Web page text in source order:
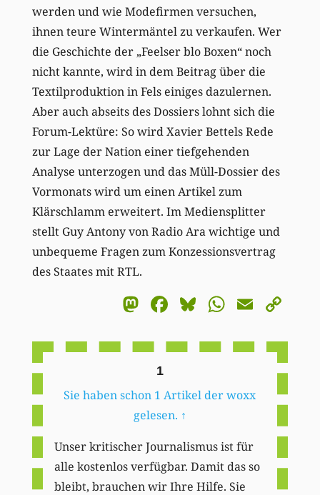
werden und wie Modefirmen versuchen,
ihnen teure Wintermäntel zu verkaufen. Wer
die Geschichte der „Feelser blo Boxen“ noch
nicht kannte, wird in dem Beitrag über die
Textilproduktion in Fels einiges dazulernen.
Aber auch abseits des Dossiers lohnt sich die
Forum-Lektüre: So wird Xavier Bettels Rede
zur Lage der Nation einer tiefgehenden
Analyse unterzogen und das Müll-Dossier des
Vormonats wird um einen Artikel zum
Klärschlamm erweitert. Im Mediensplitter
stellt Guy Antony von Radio Ara wichtige und
unbequeme Fragen zum Konzessionsvertrag
des Staates mit RTL.
Mastodon
Facebook
BlueskyEmail
1
Sie haben schon 1 Artikel der woxx
gelesen. ↑
Unser kritischer Journalismus ist für
alle kostenlos verfügbar. Damit das so
bleibt, brauchen wir Ihre Hilfe. Sie